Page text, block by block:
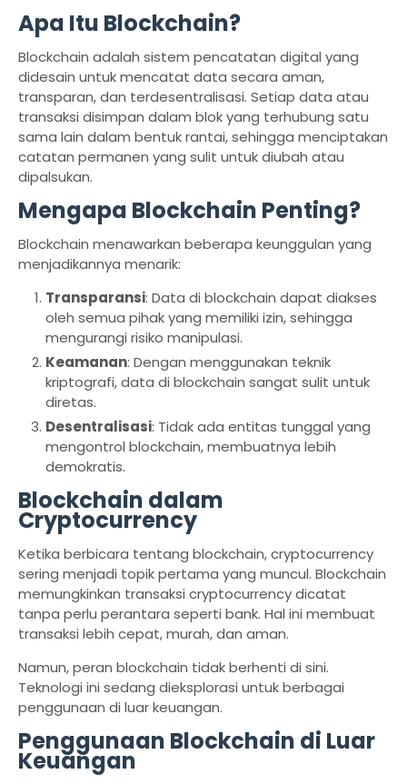
Apa Itu Blockchain?
Blockchain adalah sistem pencatatan digital yang
didesain untuk mencatat data secara aman,
transparan, dan terdesentralisasi. Setiap data atau
transaksi disimpan dalam blok yang terhubung satu
sama lain dalam bentuk rantai, sehingga menciptakan
catatan permanen yang sulit untuk diubah atau
dipalsukan.
Mengapa Blockchain Penting?
Blockchain menawarkan beberapa keunggulan yang
menjadikannya menarik:
Transparansi: Data di blockchain dapat diakses
oleh semua pihak yang memiliki izin, sehingga
mengurangi risiko manipulasi.
Keamanan: Dengan menggunakan teknik
kriptografi, data di blockchain sangat sulit untuk
diretas.
Desentralisasi: Tidak ada entitas tunggal yang
mengontrol blockchain, membuatnya lebih
demokratis.
Blockchain dalam
Cryptocurrency
Ketika berbicara tentang blockchain, cryptocurrency
sering menjadi topik pertama yang muncul. Blockchain
memungkinkan transaksi cryptocurrency dicatat
tanpa perlu perantara seperti bank. Hal ini membuat
transaksi lebih cepat, murah, dan aman.
Namun, peran blockchain tidak berhenti di sini.
Teknologi ini sedang dieksplorasi untuk berbagai
penggunaan di luar keuangan.
Penggunaan Blockchain di Luar
Keuangan